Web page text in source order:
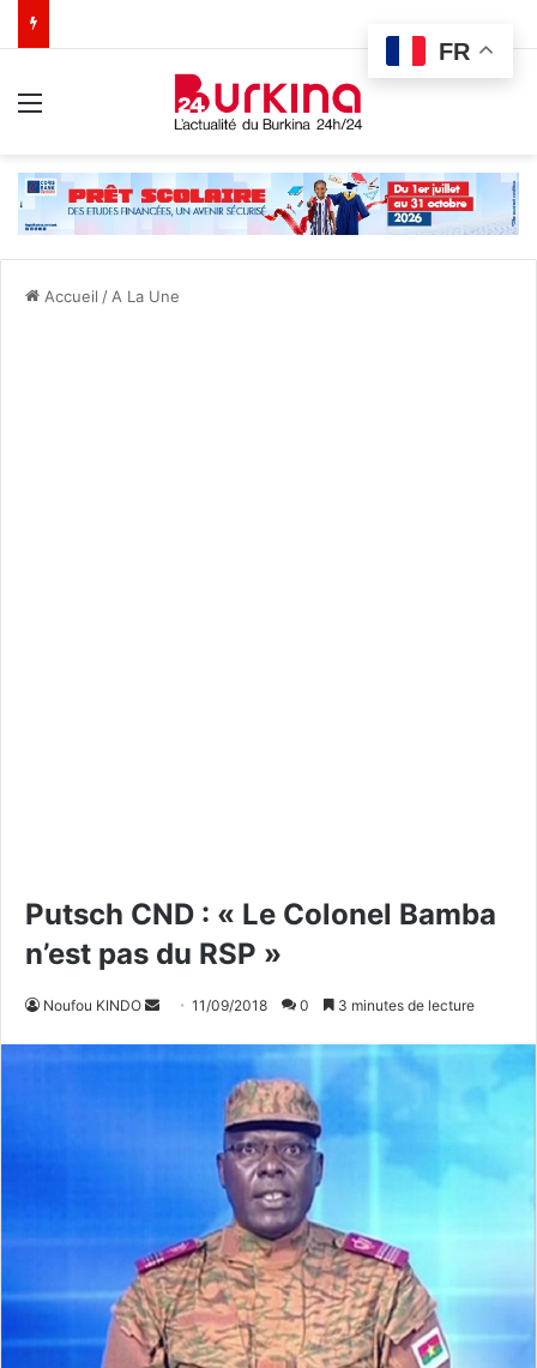
Accueil / A La Une
Putsch CND : « Le Colonel Bamba
n’est pas du RSP »
Noufou KINDO
v
c
o
u
r
11/09/2018 0 3 minutes de lecture
FR